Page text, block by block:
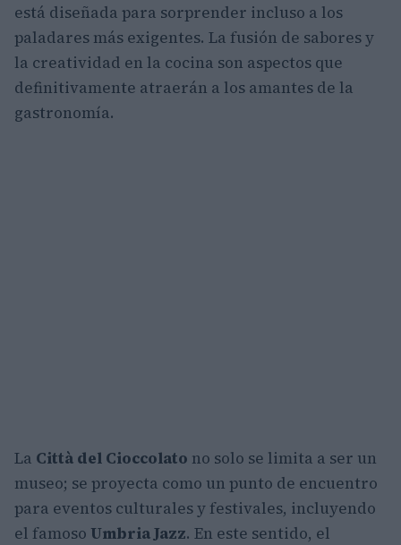
está diseñada para sorprender incluso a los
paladares más exigentes. La fusión de sabores y
la creatividad en la cocina son aspectos que
definitivamente atraerán a los amantes de la
gastronomía.
La Città del Cioccolato no solo se limita a ser un
museo; se proyecta como un punto de encuentro
para eventos culturales y festivales, incluyendo
el famoso Umbria Jazz. En este sentido, el